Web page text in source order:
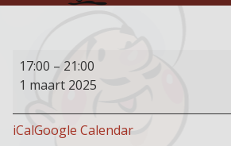
Buffet
restaurant
17:00 – 21:00
1 maart 2025
iCalGoogle Calendar